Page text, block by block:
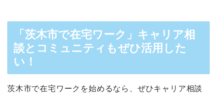
「茨木市で在宅ワーク」キャリア相
談とコミュニティもぜひ活用した
い！
茨木市で在宅ワークを始めるなら、ぜひキャリア相談